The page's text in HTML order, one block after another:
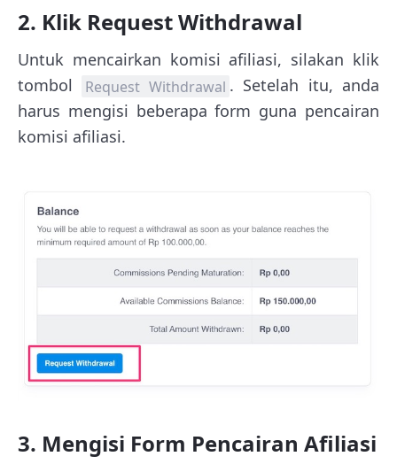
2. Klik Request Withdrawal
Untuk mencairkan komisi afiliasi, silakan klik
tombol
Request Withdrawal . Setelah itu, anda
harus mengisi beberapa form guna pencairan
komisi afiliasi.
3. Mengisi Form Pencairan Afiliasi